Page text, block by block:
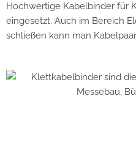
Hochwertige Kabelbinder für
eingesetzt. Auch im Bereich
schließen kann man